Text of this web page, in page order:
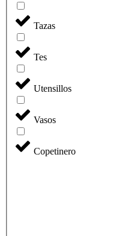
Tazas
Tes
Utensillos
Vasos
Copetinero